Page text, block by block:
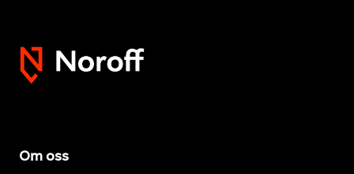
Om oss